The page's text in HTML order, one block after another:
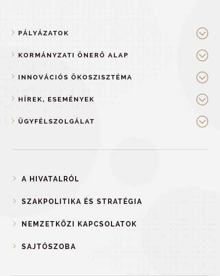
PÁLYÁZATOK
KORMÁNYZATI ÖNERŐ ALAP
INNOVÁCIÓS ÖKOSZISZTÉMA
HÍREK, ESEMÉNYEK
ÜGYFÉLSZOLGÁLAT
A HIVATALRÓL
SZAKPOLITIKA ÉS STRATÉGIA
NEMZETKÖZI KAPCSOLATOK
SAJTÓSZOBA